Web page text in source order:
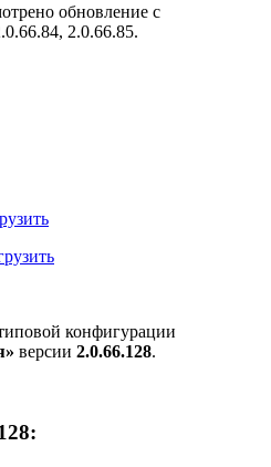
обновление с
2.0.66.85.
конфигурации
версии 2.0.66.128.